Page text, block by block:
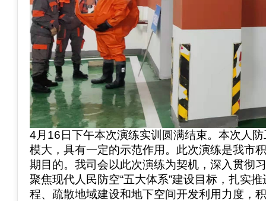
4月16日下午本次演练实训圆满结束。本次人
模大，具有一定的示范作用。此次演练是我市
期目的。我司会以此次演练为契机，深入贯彻
聚焦现代人民防空“五大体系”建设目标，扎实
程、疏散地域建设和地下空间开发利用力度，